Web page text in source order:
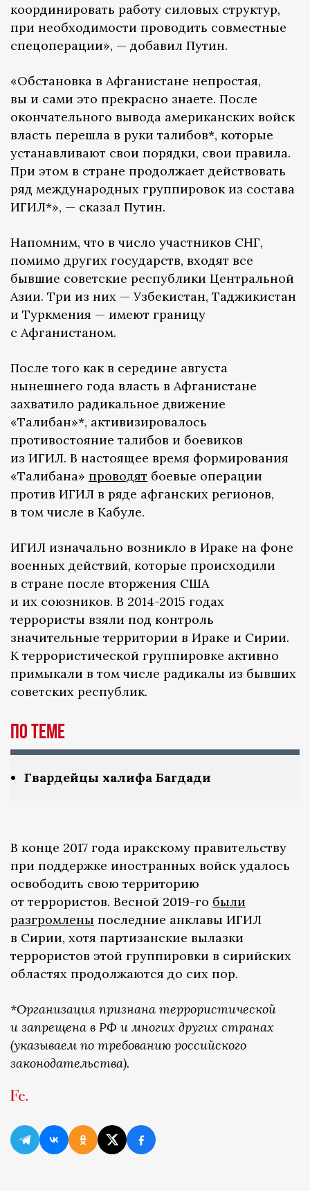
координировать работу силовых структур,
при необходимости проводить совместные
спецоперации», — добавил Путин.
«Обстановка в Афганистане непростая,
вы и сами это прекрасно знаете. После
окончательного вывода американских войск
власть перешла в руки талибов*, которые
устанавливают свои порядки, свои правила.
При этом в стране продолжает действовать
ряд международных группировок из состава
ИГИЛ*», — сказал Путин.
Напомним, что в число участников СНГ,
помимо других государств, входят все
бывшие советские республики Центральной
Азии. Три из них — Узбекистан, Таджикистан
и Туркмения — имеют границу
с Афганистаном.
После того как в середине августа
нынешнего года власть в Афганистане
захватило радикальное движение
«Талибан»*, активизировалось
противостояние талибов и боевиков
из ИГИЛ. В настоящее время формирования
«Талибана» проводят боевые операции
против ИГИЛ в ряде афганских регионов,
в том числе в Кабуле.
ИГИЛ изначально возникло в Ираке на фоне
военных действий, которые происходили
в стране после вторжения США
и их союзников. В 2014-2015 годах
террористы взяли под контроль
значительные территории в Ираке и Сирии.
К террористической группировке активно
примыкали в том числе радикалы из бывших
советских республик.
По теме
Гвардейцы халифа Багдади
В конце 2017 года иракскому правительству
при поддержке иностранных войск удалось
освободить свою территорию
от террористов. Весной 2019-го были
разгромлены последние анклавы ИГИЛ
в Сирии, хотя партизанские вылазки
террористов этой группировки в сирийских
областях продолжаются до сих пор.
*Организация признана террористической
и запрещена в РФ и многих других странах
(указываем по требованию российского
законодательства).